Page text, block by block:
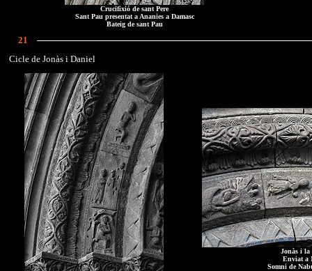
Crucifixió de sant Pere
Sant Pau presentat a Ananies a Damasc
Bateig de sant Pau
21
Cicle de Jonàs i Daniel
Jonàs i la
Enviat a
Somni de